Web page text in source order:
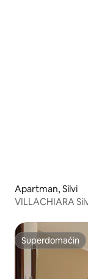
Apartman, Silvi
VILLACHIARA
Superdomaćin
Superdomaćin